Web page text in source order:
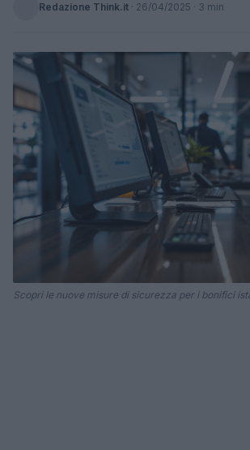
Redazione Think.it · 26/04/2025 · 3 min
Scopri le nuove misure di sicurezza per i bonifici